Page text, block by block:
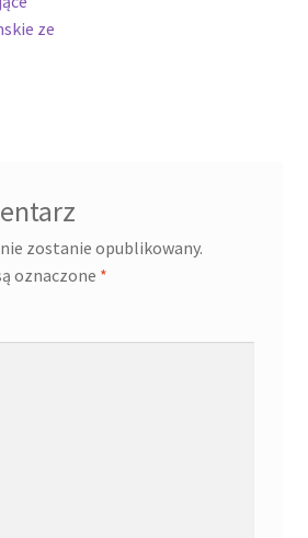
ze
zostanie opublikowany.
oznaczone *